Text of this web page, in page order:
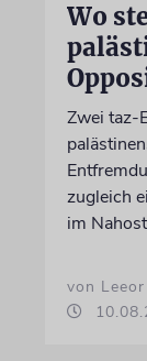
Wo
Zwei taz-
zugleich
im
von